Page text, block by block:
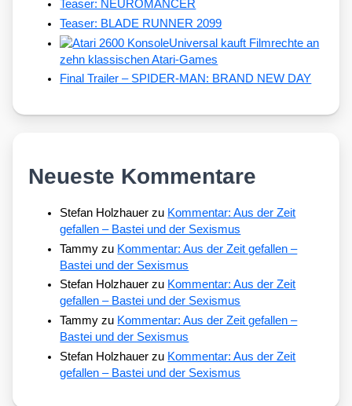
Teaser: NEUROMANCER
Teaser: BLADE RUNNER 2099
Universal kauft Filmrechte an
zehn klassischen Atari-Games
Final Trailer – SPIDER-MAN: BRAND NEW DAY
Neueste Kommentare
Stefan Holzhauer zu Kommentar: Aus der Zeit
gefallen – Bastei und der Sexismus
Tammy zu Kommentar: Aus der Zeit gefallen –
Bastei und der Sexismus
Stefan Holzhauer zu Kommentar: Aus der Zeit
gefallen – Bastei und der Sexismus
Tammy zu Kommentar: Aus der Zeit gefallen –
Bastei und der Sexismus
Stefan Holzhauer zu Kommentar: Aus der Zeit
gefallen – Bastei und der Sexismus